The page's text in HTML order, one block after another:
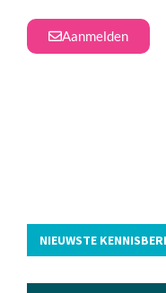
Aanmelden
NIEUWSTE